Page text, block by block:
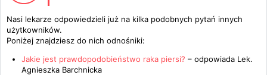
Nasi lekarze odpowiedzieli już na kilka podobnych pytań innych
użytkowników.
Poniżej znajdziesz do nich odnośniki:
Jakie jest prawdopodobieństwo raka piersi? – odpowiada Lek.
Agnieszka Barchnicka